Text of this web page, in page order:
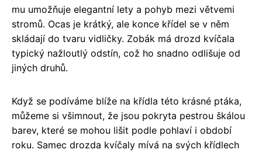
mu umožňuje elegantní lety a pohyb mezi větvemi
stromů. Ocas je krátký, ale konce křídel se v něm
skládají do tvaru vidličky. Zobák má drozd kvíčala
typický nažloutlý odstín, což ho snadno odlišuje od
jiných druhů.
Když se podíváme blíže na křídla této krásné ptáka,
můžeme si všimnout, že jsou pokryta pestrou škálou
barev, které se mohou lišit podle pohlaví i období
roku. Samec drozda kvíčaly mívá na svých křídlech